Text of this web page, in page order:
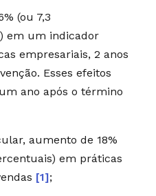
(ou 7,3
em um indicador
empresariais, 2 anos
Esses efeitos
ano após o término
aumento de 18%
em práticas
[1];